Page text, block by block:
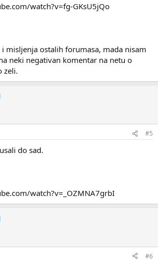
watch?v=fg-GKsU5jQo
misljenja ostalih forumasa, mada nisam
neki negativan komentar na netu o
zeli.
#5
do sad.
watch?v=_OZMNA7grbI
#6